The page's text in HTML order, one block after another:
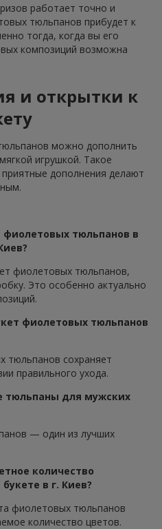
работает точно и
тюльпанов прибудет к
тогда, когда вы его
композиций возможна
и открытки к
можно дополнить
игрушкой. Такое
дополнения делают
тюльпанов в
фиолетовых тюльпанов,
Это особенно актуально
фиолетовых тюльпанов
тюльпанов сохраняет
правильного ухода.
тюльпаны для мужских
— один из лучших
количество
в г. Киев?
фиолетовых тюльпанов
количество цветов.